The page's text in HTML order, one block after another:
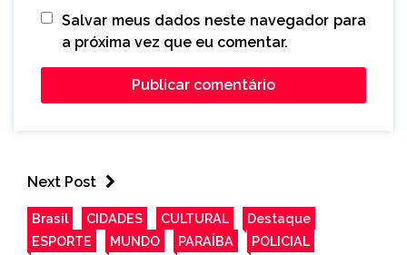
Salvar meus dados neste navegador para
a próxima vez que eu comentar.
Next Post
Brasil CIDADES CULTURAL
Destaque
ESPORTE
MUNDO PARAÍBA POLICIAL